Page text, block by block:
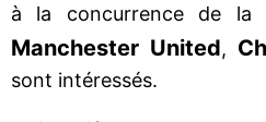
à la concurrence de la
Manchester United,
sont intéressés.